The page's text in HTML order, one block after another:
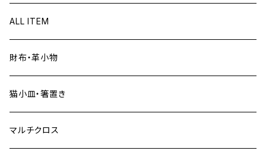
ALL ITEM
財布・革小物
猫小皿・箸置き
マルチクロス